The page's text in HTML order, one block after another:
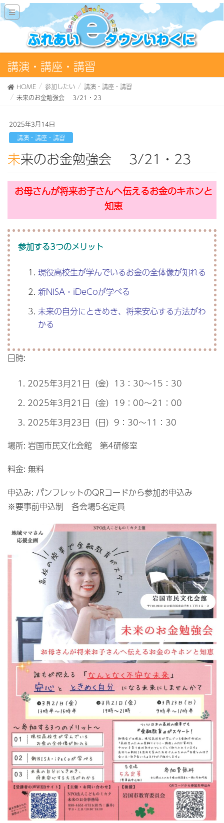
講演・講座・講習
HOME 参加したい
講演・講座・講習
未来のお金勉強会 3/21・23
2025年3月14日
講演・講座・講習
未来のお金勉強会 3/21・23
お母さんが将来お子さんへ伝えるお金のキホンと
知恵
参加する3つのメリット
現役高校生が学んでいるお金の全体像が知れる
新NISA・iDeCoが学べる
未来の自分にときめき、将来安心する方法がわ
かる
日時:
2025年3月21日（金）13：30～15：30
2025年3月21日（金）19：00～21：00
2025年3月23日（日）9：30～11：30
場所: 岩国市民文化会館 第4研修室
料金: 無料
申込み: パンフレットのQRコードから参加お申込み
※要事前申込制 各会場5名定員